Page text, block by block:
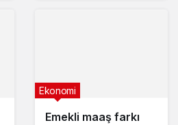
Emekli maaş farkı
Ekonomi